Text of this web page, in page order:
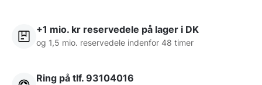
+1 mio. kr reservedele på lager i DK
og 1,5 mio. reservedele indenfor 48 timer
Ring på tlf. 93104016